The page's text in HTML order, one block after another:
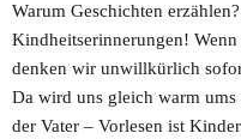
Warum Geschichten
Kindheitserinnerungen!
denken wir unwillkürlich
Da wird uns gleich warm
der Vater – Vorlesen ist